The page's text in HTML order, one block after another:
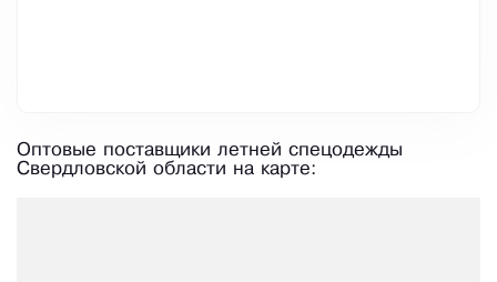
Оптовые поставщики летней спецодежды
Свердловской области на карте: